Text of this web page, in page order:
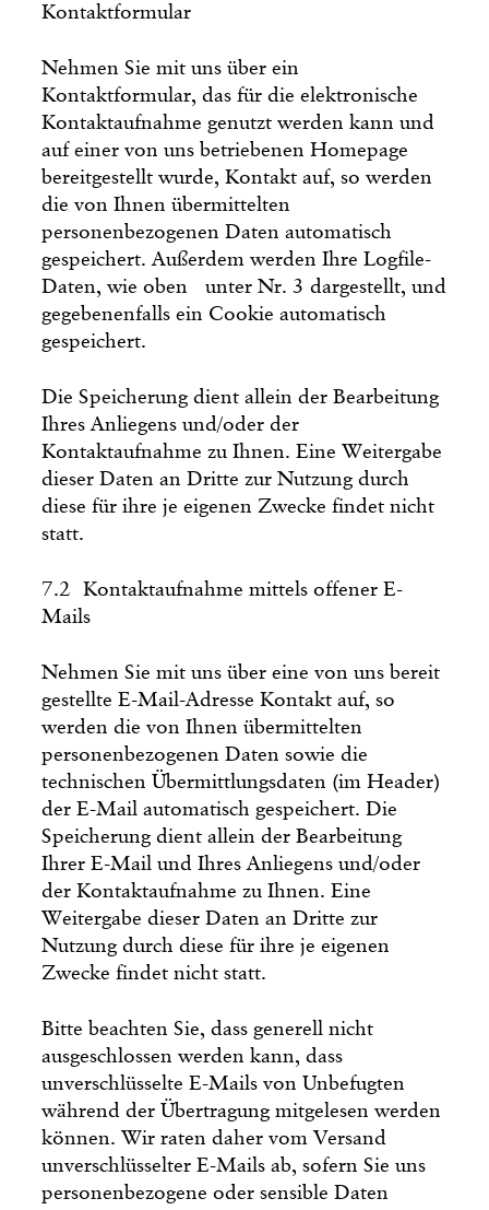
Kontaktformular
Nehmen Sie mit uns über ein
Kontaktformular, das für die elektronische
Kontaktaufnahme genutzt werden kann und
auf einer von uns betriebenen Homepage
bereitgestellt wurde, Kontakt auf, so werden
die von Ihnen übermittelten
personenbezogenen Daten automatisch
gespeichert. Außerdem werden Ihre Logfile-
Daten, wie oben unter Nr. 3 dargestellt, und
gegebenenfalls ein Cookie automatisch
gespeichert.
Die Speicherung dient allein der Bearbeitung
Ihres Anliegens und/oder der
Kontaktaufnahme zu Ihnen. Eine Weitergabe
dieser Daten an Dritte zur Nutzung durch
diese für ihre je eigenen Zwecke findet nicht
statt.
7.2 Kontaktaufnahme mittels offener E-
Mails
Nehmen Sie mit uns über eine von uns bereit
gestellte E-Mail-Adresse Kontakt auf, so
werden die von Ihnen übermittelten
personenbezogenen Daten sowie die
technischen Übermittlungsdaten (im Header)
der E-Mail automatisch gespeichert. Die
Speicherung dient allein der Bearbeitung
Ihrer E-Mail und Ihres Anliegens und/oder
der Kontaktaufnahme zu Ihnen. Eine
Weitergabe dieser Daten an Dritte zur
Nutzung durch diese für ihre je eigenen
Zwecke findet nicht statt.
Bitte beachten Sie, dass generell nicht
ausgeschlossen werden kann, dass
unverschlüsselte E-Mails von Unbefugten
während der Übertragung mitgelesen werden
können. Wir raten daher vom Versand
unverschlüsselter E-Mails ab, sofern Sie uns
personenbezogene oder sensible Daten